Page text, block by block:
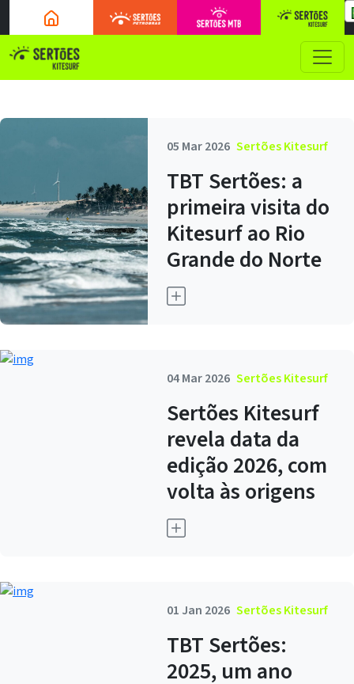
05 Mar 2026 Sertões Kitesurf
TBT Sertões: a
primeira visita do
Kitesurf ao Rio
Grande do Norte
04 Mar 2026 Sertões Kitesurf
Sertões Kitesurf
revela data da
edição 2026, com
volta às origens
01 Jan 2026 Sertões Kitesurf
TBT Sertões:
2025, um ano